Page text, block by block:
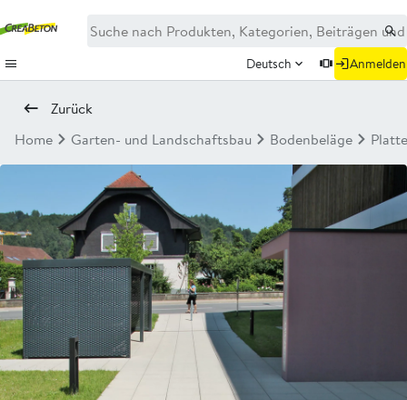
Deutsch Anmelden
Zurück
Home
Garten- und Landschaftsbau Bodenbeläge